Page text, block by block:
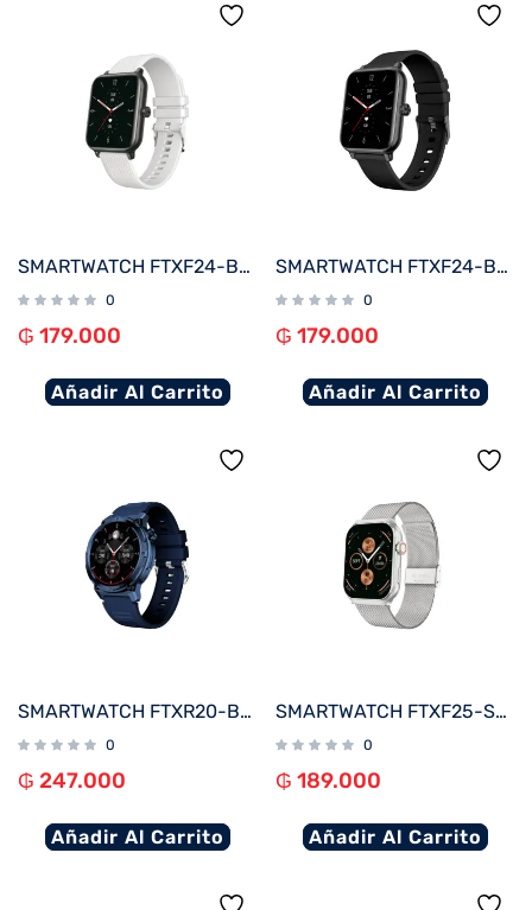
SMARTWATCH FTXF24-BW 50MM NEGRO/GRIS 20MM ANDROID/IOS/BT/FREC. CARD
0
₲ 179.000
Añadir Al Carrito
SMARTWATCH FTXF24-BB 50MM NEGRO ANDROID/IOS/BT/FREC. CARD
0
₲ 179.000
Añadir Al Carrito
SMARTWATCH FTXR20-BB 57MM AZUL ANDROID/IOS/BT/FREC. CARD
0
₲ 247.000
Añadir Al Carrito
SMARTWATCH FTXF25-SVSM 50MM PLATA METAL ANDROID/IOS/BT/FREC. CARD
0
₲ 189.000
Añadir Al Carrito